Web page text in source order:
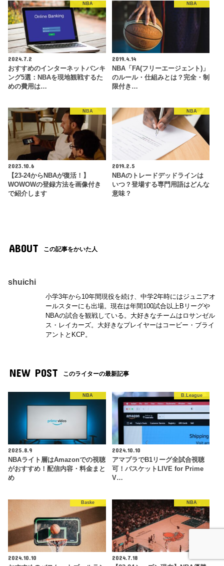
NBA
2024.7.2
おすすめのインターネットバンキ
ング5選：NBAを現地観戦するた
めの費用は…
NBA
2019.4.14
NBA「FA(フリーエージェント)」
のルール・仕組みとは？完全・制
限付き…
NBA
2023.10.6
【23-24からNBAが復活！】
WOWOWの登録方法を画像付き
で紹介します
NBA
2019.2.5
NBAのトレードデッドラインは
いつ？登場する専門用語はどんな
意味？
ABOUT この記事をかいた人
shuichi
小学3年から10年間現役を続け、中学2年時にはジュニアオ
ールスターにも出場。現在は年間100試合以上Bリーグや
NBAの試合を観戦している。大好きなチームはロサンゼル
ス・レイカーズ。大好きなプレイヤーはコービー・ブライ
アントとKCP。
NEW POST このライターの最新記事
NBA
2025.8.9
NBAライト層はAmazonでの視聴
がおすすめ！配信内容・料金まと
め
B.League
2024.10.10
アマプラでB1リーグ全試合視聴
可！バスケットLIVE for Prime
V…
Baske
2024.10.10
NBA
2024.7.18